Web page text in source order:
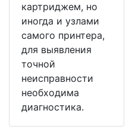
картриджем, но
иногда и узлами
самого принтера,
для выявления
точной
неисправности
необходима
диагностика.